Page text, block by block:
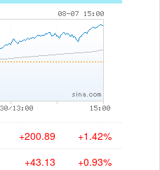
+200.89 +1.42%
+43.13 +0.93%